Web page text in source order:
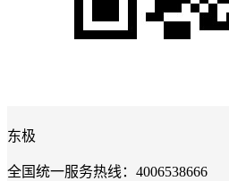
东极
全国统一服务热线：4006538666